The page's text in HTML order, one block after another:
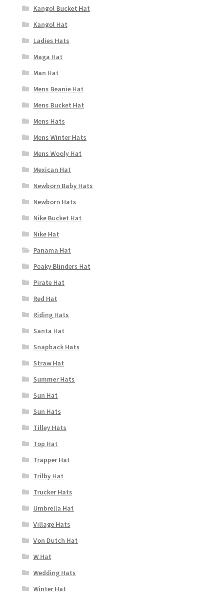
Kangol Bucket Hat
Kangol Hat
Ladies Hats
Maga Hat
Man Hat
Mens Beanie Hat
Mens Bucket Hat
Mens Hats
Mens Winter Hats
Mens Wooly Hat
Mexican Hat
Newborn Baby Hats
Newborn Hats
Nike Bucket Hat
Nike Hat
Panama Hat
Peaky Blinders Hat
Pirate Hat
Red Hat
Riding Hats
Santa Hat
Snapback Hats
Straw Hat
Summer Hats
Sun Hat
Sun Hats
Tilley Hats
Top Hat
Trapper Hat
Trilby Hat
Trucker Hats
Umbrella Hat
Village Hats
Von Dutch Hat
W Hat
Wedding Hats
Winter Hat